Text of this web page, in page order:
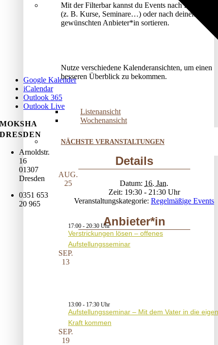
Mit der Filterbar kannst du Events nach Kategorien
(z. B. Kurse, Seminare…) oder nach deinem*r
gewünschten Anbieter*in sortieren.
Nutze verschiedene Kalenderansichten, um einen
besseren Überblick zu bekommen.
Listenansicht
Wochenansicht
NÄCHSTE VERANSTALTUNGEN
AUG.
25
17:00 - 20:30
Verstrickungen lösen – offenes
Aufstellungsseminar
SEP.
13
13:00 - 17:30
Aufstellungsseminar – Mit dem Vater in die
Kraft kommen
SEP.
19
Google Kalender
iCalendar
Outlook 365
Outlook Live
Details
Datum: 16. Jan.
Zeit: 19:30 - 21:30
Veranstaltungskategorie: Regelmäßige Events
Anbieter*in
MOKSHA
DRESDEN
Arnoldstr.
16
01307
Dresden
0351 653
20 965